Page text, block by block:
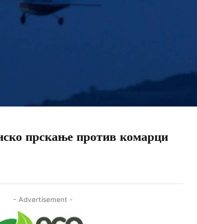
прскање против комарци
- Advertisement -